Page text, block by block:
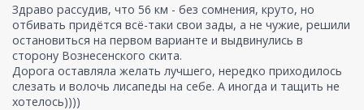
Здраво рассудив, что 56 км - без сомнения, круто, но
отбивать придётся всё-таки свои зады, а не чужие, решили
остановиться на первом варианте и выдвинулись в
сторону Вознесенского скита.
Дорога оставляла желать лучшего, нередко приходилось
слезать и волочь лисапеды на себе. А иногда и тащить не
хотелось))))